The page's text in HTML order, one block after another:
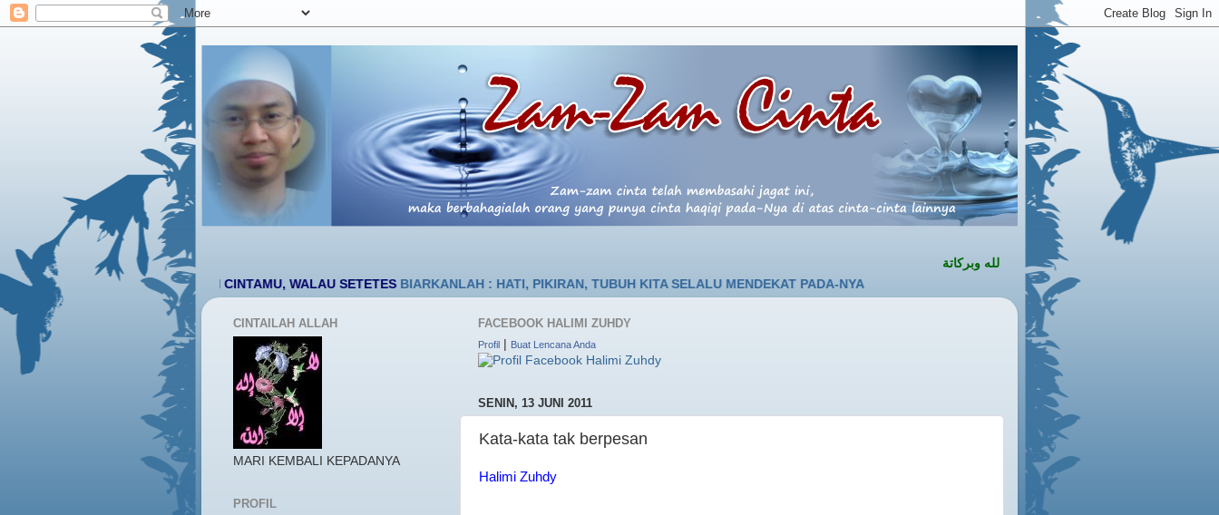
السلام عليكم ورحمة الله وبركاتة
YA RABB BERILAH CINTAMU, WALAU SETETES BIARKANLAH : HATI, PIKIRAN, TUBUH KITA SELALU MENDEKAT PADA-NYA
FACEBOOK HALIMI ZUHDY
Profil Buat Lencana Anda
SENIN, 13 JUNI 2011
Kata-kata tak berpesan
Halimi Zuhdy
CINTAILAH ALLAH
MARI KEMBALI KEPADANYA
PROFIL